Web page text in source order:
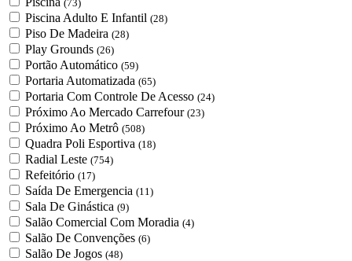
(73)
Piscina Adulto E Infantil (28)
Piso De Madeira (28)
Play Grounds (26)
Portão Automático (59)
Portaria Automatizada (65)
Portaria Com Controle De Acesso (24)
Próximo Ao Mercado Carrefour (23)
Próximo Ao Metrô (508)
Quadra Poli Esportiva (18)
Radial Leste (754)
Refeitório (17)
Saída De Emergencia (11)
Sala De Ginástica (9)
Salão Comercial Com Moradia (4)
Salão De Convenções (6)
Salão De Jogos (48)